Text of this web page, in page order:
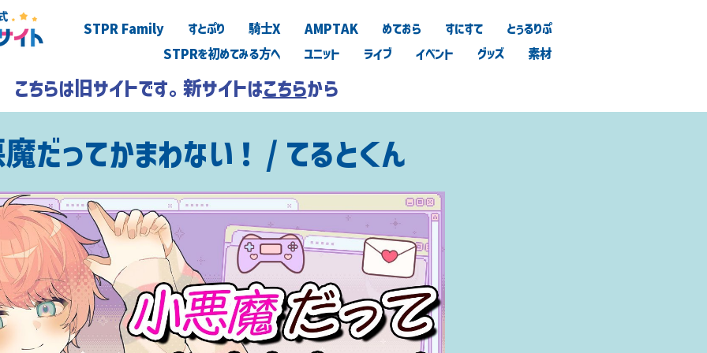
STPR Family すとぷり 騎士X AMPTAK めておら すにすて
とぅるりぷ
STPRを初めてみる方へ
ユニット ライブ イベント グッズ 素材
こちらは旧サイトです。新サイトはこちらから
だってかまわない！ / てるとくん